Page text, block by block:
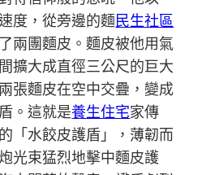
度，從旁邊的麵民生社區
兩團麵皮。麵皮被他用氣
擴大成直徑三公尺的巨大
張麵皮在空中交疊，變成
。這就是養生住宅家傳
「水餃皮護盾」，薄韌而
光束猛烈地擊中麵皮護